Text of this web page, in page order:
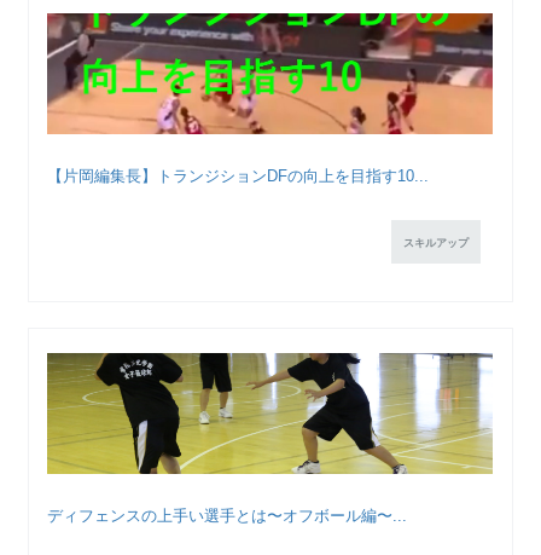
【片岡編集長】トランジションDFの向上を目指す10...
スキルアップ
ディフェンスの上手い選手とは〜オフボール編〜...